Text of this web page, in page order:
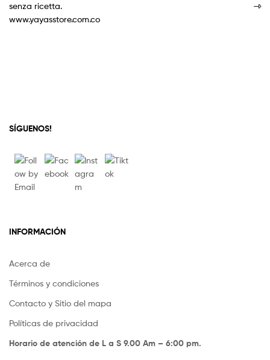
senza ricetta.
www.yayasstore.com.co
SÍGUENOS!
INFORMACIÓN
Acerca de
Términos y condiciones
Contacto y Sitio del mapa
Políticas de privacidad
Horario de atención de L a S 9.00 Am – 6:00 pm.